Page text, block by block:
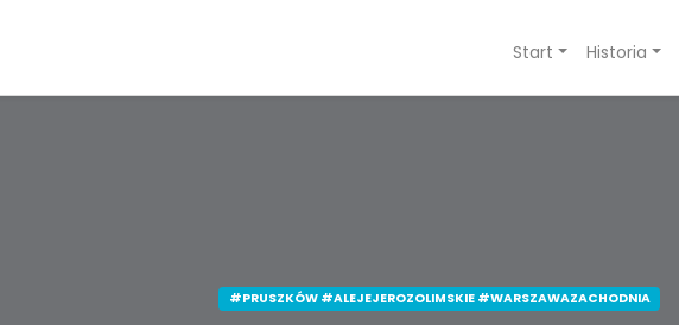
Start Historia
#PRUSZKÓW #ALEJEJEROZOLIMSKIE #WARSZAWAZACHODNIA